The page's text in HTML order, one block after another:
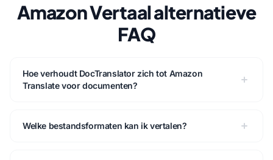
Amazon Vertaal alternatieve
FAQ
Hoe verhoudt DocTranslator zich tot Amazon
Translate voor documenten?
Welke bestandsformaten kan ik vertalen?